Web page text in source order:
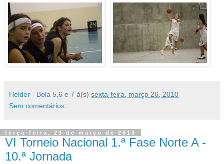
Helder - Bola 5,6 e 7 à(s) sexta-feira, março 26, 2010
Sem comentários:
terça-feira, 23 de março de 2010
VI Torneio Nacional 1.ª Fase Norte A -
10.ª Jornada